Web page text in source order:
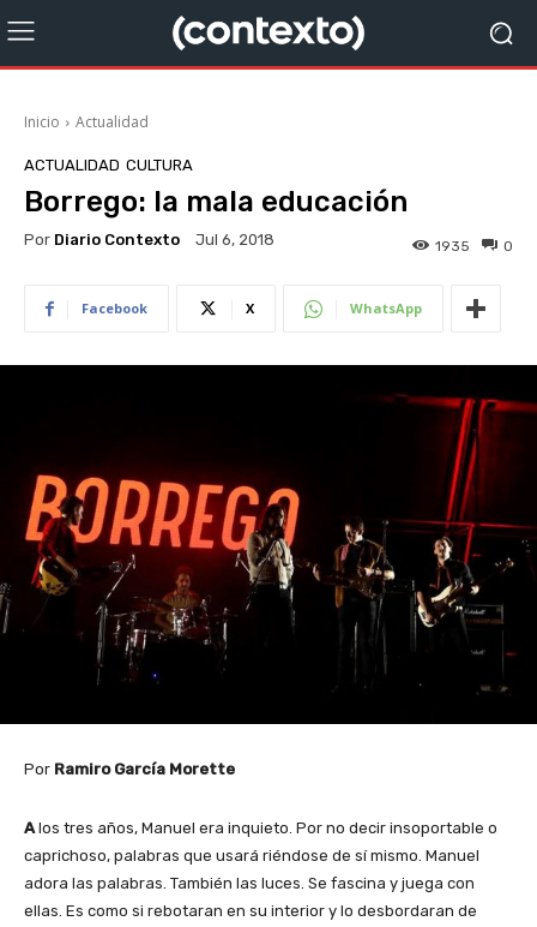
Inicio Actualidad
ACTUALIDAD CULTURA
Borrego: la mala educación
Por Diario Contexto Jul 6, 2018 0
1935
Facebook X WhatsApp
Por Ramiro García Morette
A los tres años, Manuel era inquieto. Por no decir insoportable o
caprichoso, palabras que usará riéndose de sí mismo. Manuel
adora las palabras. También las luces. Se fascina y juega con
ellas. Es como si rebotaran en su interior y lo desbordaran de